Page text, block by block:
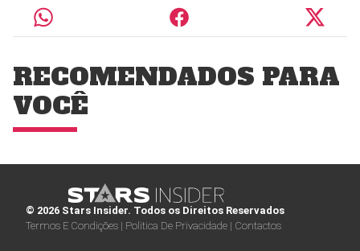
RECOMENDADOS PARA
VOCÊ
© 2026 Stars Insider. Todos os Direitos Reservados
Termos E Condições | Politica De Privacidade | Contactos